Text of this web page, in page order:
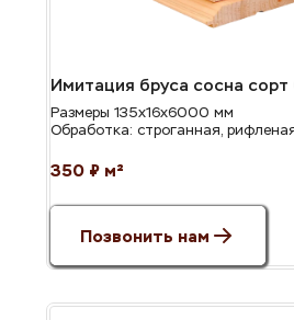
Имитация бруса сосна сорт
Размеры 135х16х6000 мм
Обработка: строганная,
350 ₽ м²
Позвонить нам